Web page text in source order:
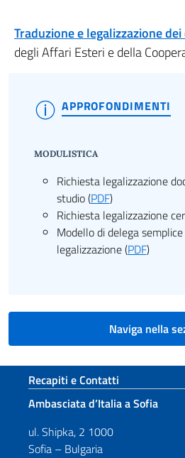
Traduzione e legalizzazione
degli Affari Esteri e della
APPROFONDIMENTI
MODULISTICA
Richiesta legalizzazione
studio (PDF)
Richiesta legalizzazione
Modello di delega
legalizzazione (PDF)
Naviga nella
Sezione footer
Recapiti e Contatti
Ambasciata d’Italia a Sofia
ul. Shipka, 2 1000
Sofia – Bulgaria